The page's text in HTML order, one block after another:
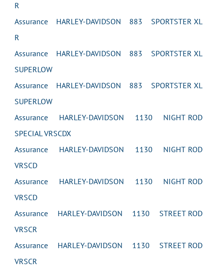
R
Assurance HARLEY-DAVIDSON 883 SPORTSTER XL
R
Assurance HARLEY-DAVIDSON 883 SPORTSTER XL
SUPERLOW
Assurance HARLEY-DAVIDSON 883 SPORTSTER XL
SUPERLOW
Assurance HARLEY-DAVIDSON 1130 NIGHT ROD
SPECIAL VRSCDX
Assurance HARLEY-DAVIDSON 1130 NIGHT ROD
VRSCD
Assurance HARLEY-DAVIDSON 1130 NIGHT ROD
VRSCD
Assurance HARLEY-DAVIDSON 1130 STREET ROD
VRSCR
Assurance HARLEY-DAVIDSON 1130 STREET ROD
VRSCR